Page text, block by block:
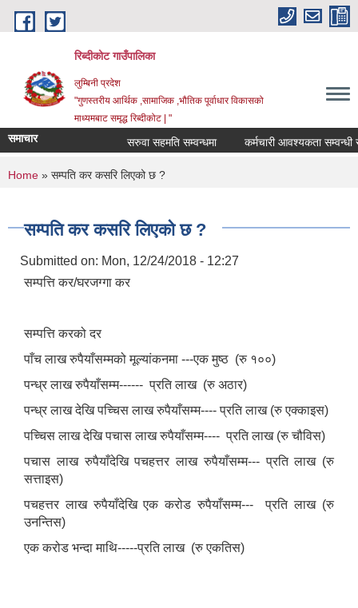
Skip to main content
रिब्दीकोट गाउँपालिका
लुम्बिनी प्रदेश
"गुणस्तरीय आर्थिक ,सामाजिक ,भौतिक पूर्वाधार विकासको
माध्यमबाट समृद्ध रिब्दीकोट | "
समाचार सरुवा सहमति सम्वन्धमा कर्मचारी आवश्यकता सम्वन्धी
You are here
Home » सम्पति कर कसरि लिएको छ ?
सम्पति कर कसरि लिएको छ ?
Submitted on: Mon, 12/24/2018 - 12:27
सम्पत्ति कर/घरजग्गा कर
सम्पत्ति करको दर
पाँच लाख रुपैयाँसम्मको मूल्यांकनमा ---एक मुष्ठ (रु १००)
पन्ध्र लाख रुपैयाँसम्म------ प्रति लाख (रु अठार)
पन्ध्र लाख देखि पच्चिस लाख रुपैयाँसम्म---- प्रति लाख (रु एक्काइस)
पच्चिस लाख देखि पचास लाख रुपैयाँसम्म---- प्रति लाख (रु चौविस)
पचास लाख रुपैयाँदेखि पचहत्तर लाख रुपैयाँसम्म--- प्रति लाख (रु
सत्ताइस)
पचहत्तर लाख रुपैयाँदेखि एक करोड रुपैयाँसम्म--- प्रति लाख (रु
उनन्तिस)
एक करोड भन्दा माथि-----प्रति लाख (रु एकतिस)